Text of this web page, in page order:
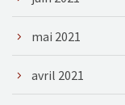
mai 2021
avril 2021